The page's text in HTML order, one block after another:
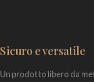
Sicuro e versatile
Un prodotto libero da